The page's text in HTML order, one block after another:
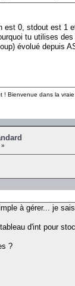
est 0, stdout est 1
tu utilises des
évolué depuis
! Bienvenue dans la vraie
à gérer... je
d'int pour
?